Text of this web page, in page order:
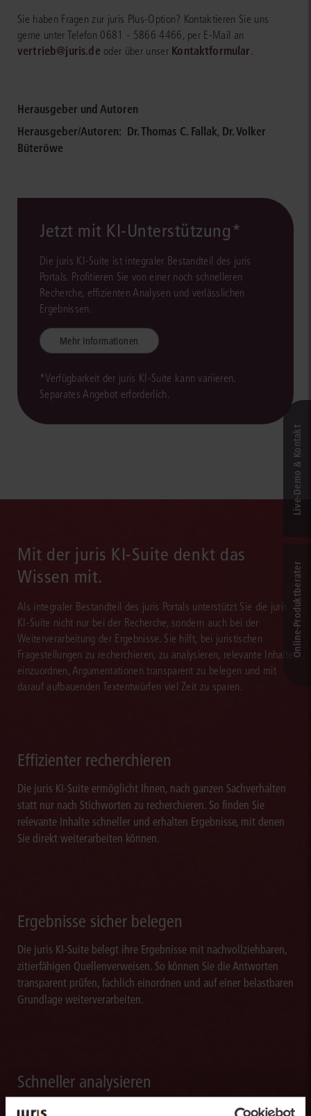
Sie haben Fragen zur juris Plus-Option? Kontaktieren Sie uns
gerne unter Telefon 0681 - 5866 4466, per E-Mail an
vertrieb@juris.de oder über unser Kontaktformular.
Herausgeber und Autoren
Herausgeber/Autoren: Dr. Thomas C. Fallak, Dr. Volker
Büteröwe
Jetzt mit KI-Unterstützung*
Die juris KI-Suite ist integraler Bestandteil des juris
Portals. Profitieren Sie von einer noch schnelleren
Recherche, effizienten Analysen und verlässlichen
Ergebnissen.
Mehr Informationen
*Verfügbarkeit der juris KI-Suite kann variieren.
Separates Angebot erforderlich.
Mit der juris KI-Suite denkt das
Wissen mit.
Als integraler Bestandteil des juris Portals unterstützt Sie die juris
KI-Suite nicht nur bei der Recherche, sondern auch bei der
Weiterverarbeitung der Ergebnisse. Sie hilft, bei juristischen
Fragestellungen zu recherchieren, zu analysieren, relevante Inhalte
einzuordnen, Argumentationen transparent zu belegen und mit
darauf aufbauenden Textentwürfen viel Zeit zu sparen.
Effizienter recherchieren
Die juris KI-Suite ermöglicht Ihnen, nach ganzen Sachverhalten
statt nur nach Stichworten zu recherchieren. So finden Sie
relevante Inhalte schneller und erhalten Ergebnisse, mit denen
Sie direkt weiterarbeiten können.
Ergebnisse sicher belegen
Die juris KI-Suite belegt ihre Ergebnisse mit nachvollziehbaren,
zitierfähigen Quellenverweisen. So können Sie die Antworten
transparent prüfen, fachlich einordnen und auf einer belastbaren
Grundlage weiterverarbeiten.
Schneller analysieren
Die juris KI-Suite beschleunigt die Analyse komplexer
Live‑Demo & Kontakt
Online-Produkt­berater